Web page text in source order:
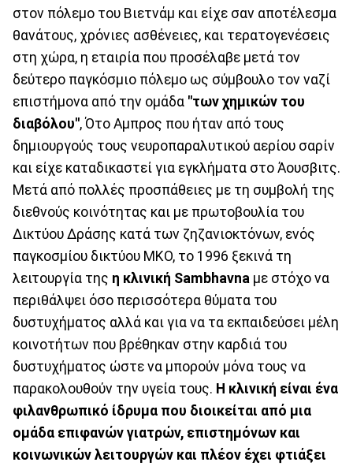
στον πόλεμο του Βιετνάμ και είχε σαν αποτέλεσμα
θανάτους, χρόνιες ασθένειες, και τερατογενέσεις
στη χώρα, η εταιρία που προσέλαβε μετά τον
δεύτερο παγκόσμιο πόλεμο ως σύμβουλο τον ναζί
επιστήμονα από την ομάδα "των χημικών του
διαβόλου'', Ότο Αμπρος που ήταν από τους
δημιουργούς τους νευροπαραλυτικού αερίου σαρίν
και είχε καταδικαστεί για εγκλήματα στο Άουσβιτς.
Μετά από πολλές προσπάθειες με τη συμβολή της
διεθνούς κοινότητας και με πρωτοβουλία του
Δικτύου Δράσης κατά των ζηζανιοκτόνων, ενός
παγκοσμίου δικτύου ΜΚΟ, το 1996 ξεκινά τη
λειτουργία της η κλινική Sambhavna με στόχο να
περιθάλψει όσο περισσότερα θύματα του
δυστυχήματος αλλά και για να τα εκπαιδεύσει μέλη
κοινοτήτων που βρέθηκαν στην καρδιά του
δυστυχήματος ώστε να μπορούν μόνα τους να
παρακολουθούν την υγεία τους. Η κλινική είναι ένα
φιλανθρωπικό ίδρυμα που διοικείται από μια
ομάδα επιφανών γιατρών, επιστημόνων και
κοινωνικών λειτουργών και πλέον έχει φτιάξει